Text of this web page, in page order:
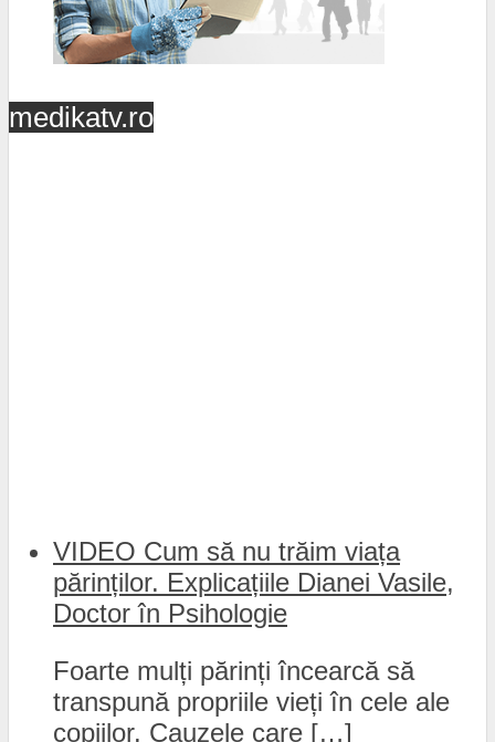
medikatv.ro
VIDEO Cum să nu trăim viața
părinților. Explicațiile Dianei Vasile,
Doctor în Psihologie
Foarte mulți părinți încearcă să
transpună propriile vieți în cele ale
copiilor. Cauzele care […]